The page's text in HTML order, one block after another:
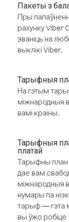
Пакеты з
Пры
рахунку
званіць на
выклікі Viber.
Тарыфныя
На гэтым
міжнародныя
вамі краіны.
Тарыфныя
платай
Тарыфны план
дае вам
міжнародныя
нумары па
тарыф — гэта
вы ўжо робіце